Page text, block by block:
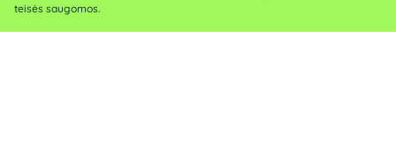
teisės saugomos.